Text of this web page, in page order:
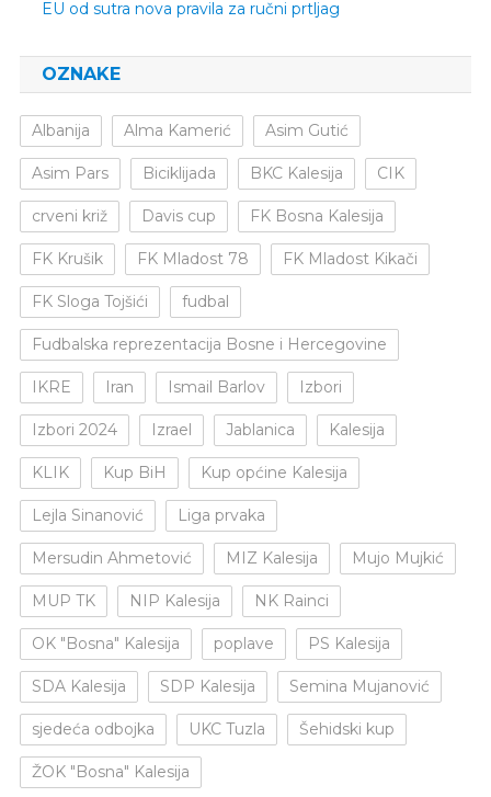
EU od sutra nova pravila za ručni prtljag
OZNAKE
Albanija Alma Kamerić Asim Gutić
Asim Pars Biciklijada BKC Kalesija CIK
crveni križ Davis cup FK Bosna Kalesija
FK Krušik FK Mladost 78 FK Mladost Kikači
FK Sloga Tojšići fudbal
Fudbalska reprezentacija Bosne i Hercegovine
IKRE Iran Ismail Barlov Izbori
Izbori 2024 Izrael Jablanica Kalesija
KLIK Kup BiH Kup općine Kalesija
Lejla Sinanović Liga prvaka
Mersudin Ahmetović MIZ Kalesija Mujo Mujkić
MUP TK NIP Kalesija NK Rainci
OK "Bosna" Kalesija poplave PS Kalesija
SDA Kalesija SDP Kalesija Semina Mujanović
sjedeća odbojka UKC Tuzla Šehidski kup
ŽOK "Bosna" Kalesija